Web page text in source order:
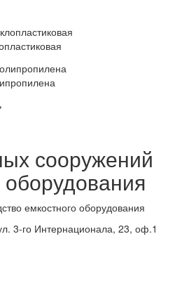
сооружений
оборудования
емкостного оборудования
3-го Интернационала, 23, оф.1